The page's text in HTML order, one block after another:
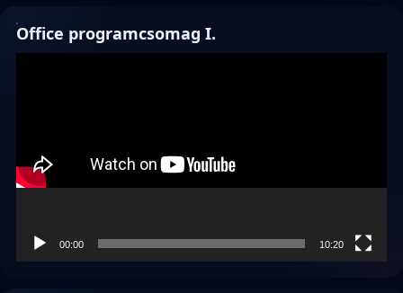
Office programcsomag I.
00:00 10:20